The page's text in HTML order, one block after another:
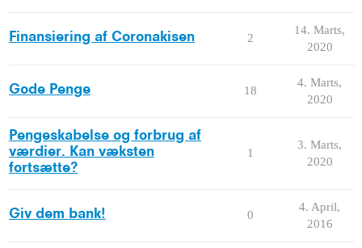
Finansiering af Coronakisen 2
14. Marts,
2020
Gode Penge 18
4. Marts,
2020
Pengeskabelse og forbrug af
værdier. Kan væksten
fortsætte?
1
3. Marts,
2020
Giv dem bank! 0
4. April,
2016